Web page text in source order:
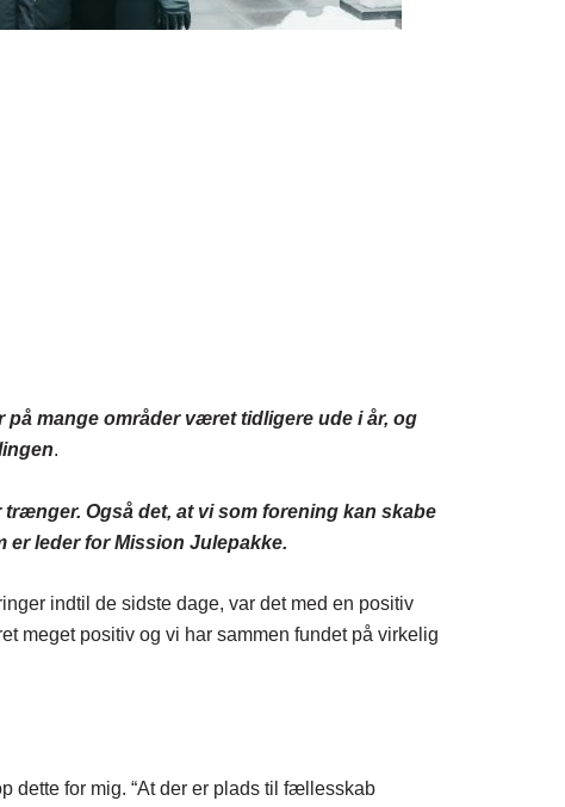
mange områder været tidligere ude i år, og
.
Også det, at vi som forening kan skabe
er leder for Mission Julepakke.
indtil de sidste dage, var det med en positiv
meget positiv og vi har sammen fundet på virkelig
for mig. “At der er plads til fællesskab